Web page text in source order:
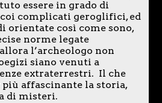
essere in grado di
complicati geroglifici, ed
orientate così come sono,
norme legate
l’archeologo non
siano venuti a
extraterrestri. Il che
più affascinante la storia,
di misteri.